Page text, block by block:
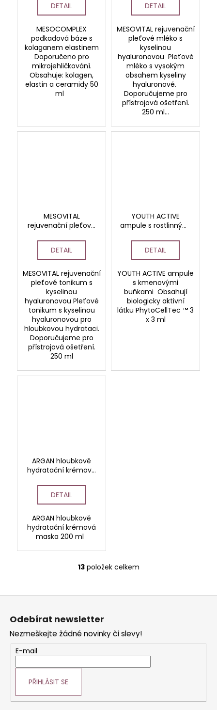
DETAIL
MESOCOMPLEX
podkadová báze s
kolaganem elastinem
Doporučeno pro
mikrojehličkování.
Obsahuje: kolagen,
elastin a ceramidy 50
ml
DETAIL
MESOVITAL rejuvenační
pleťové mléko s
kyselinou
hyaluronovou Pleťové
mléko s vysokým
obsahem kyseliny
hyaluronové.
Doporučujeme pro
přístrojová ošetření.
250 ml...
MESOVITAL
rejuvenační pleťové
hyaluronovou
DETAIL
MESOVITAL rejuvenační
pleťové tonikum s
kyselinou
hyaluronovou Pleťové
tonikum s kyselinou
hyaluronovou pro
hloubkovou hydrataci.
Doporučujeme pro
přístrojová ošetření.
250 ml
YOUTH ACTIVE
ampule s rostlinnými
DETAIL
YOUTH ACTIVE ampule
s kmenovými
buňkami Obsahují
biologicky aktivní
látku PhytoCellTec ™ 3
x 3 ml
ARGAN hloubkově
hydratační krémová
DETAIL
ARGAN hloubkově
hydratační krémová
maska 200 ml
O
l
c
í
p
r
y
13položek celkem
Odebírat newsletter
Nezmeškejte žádné novinky či slevy!
E-mail
PŘIHLÁSIT SE